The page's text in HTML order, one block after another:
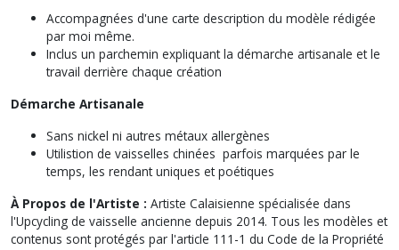
Accompagnées d'une carte description du modèle rédigée
par moi même.
Inclus un parchemin expliquant la démarche artisanale et le
travail derrière chaque création
Démarche Artisanale
Sans nickel ni autres métaux allergènes
Utilistion de vaisselles chinées parfois marquées par le
temps, les rendant uniques et poétiques
À Propos de l'Artiste : Artiste Calaisienne spécialisée dans
l'Upcycling de vaisselle ancienne depuis 2014. Tous les modèles et
contenus sont protégés par l'article 111-1 du Code de la Propriété